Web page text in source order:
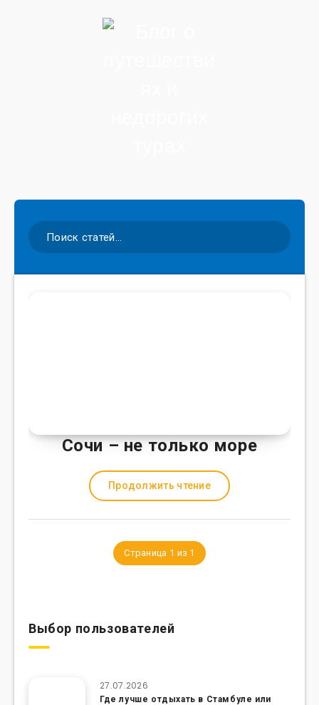
Сочи – не только море
Продолжить чтение
Страница 1 из 1
Выбор пользователей
27.07.2026
Где лучше отдыхать в Стамбуле или